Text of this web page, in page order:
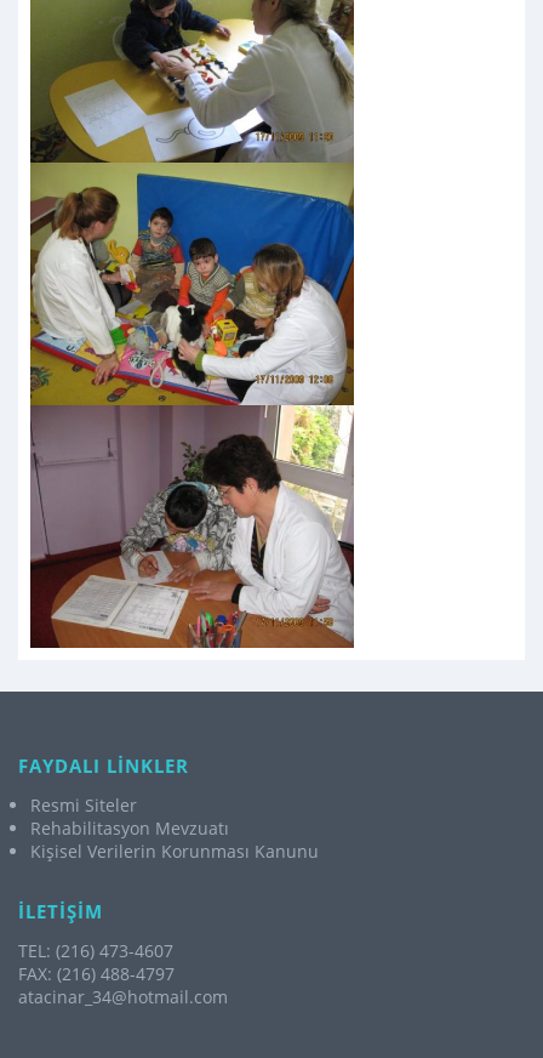
FAYDALI LİNKLER
Resmi Siteler
Rehabilitasyon Mevzuatı
Kişisel Verilerin Korunması Kanunu
İLETİŞİM
TEL: (216) 473-4607
FAX: (216) 488-4797
atacinar_34@hotmail.com